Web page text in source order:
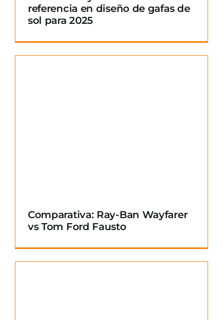
referencia en diseño de gafas de
sol para 2025
Comparativa: Ray-Ban Wayfarer
vs Tom Ford Fausto